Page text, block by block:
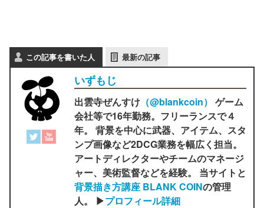
この記事を書いた人 最新の記事
いずもじ
出雲寺ぜんすけ （‎@blankcoin） ゲーム
会社等で16年勤務。フリーランスで４
年。 背景を中心に武器、アイテム、スタ
ンプ画像など2DCG業務を幅広く担当。
アートディレクターやチームのマネージ
ャー、美術監督などを経験。 当サイトと
背景描き方講座 BLANK COINの管理
人。 ▶プロフィール詳細